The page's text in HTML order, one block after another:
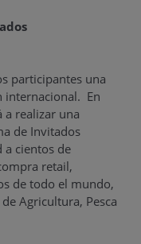
participantes una
internacional. En
a realizar una
de Invitados
a cientos de
retail,
de todo el mundo,
Agricultura, Pesca